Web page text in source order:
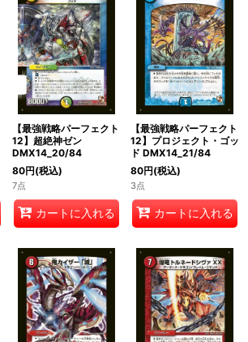
【最強戦略パーフェクト
12】超絶神ゼン
DMX14_20/84
80円(税込)
7点
カートに入れる
【最強戦略パーフェクト
12】プロジェクト・ゴッ
ド DMX14_21/84
80円(税込)
3点
カートに入れる